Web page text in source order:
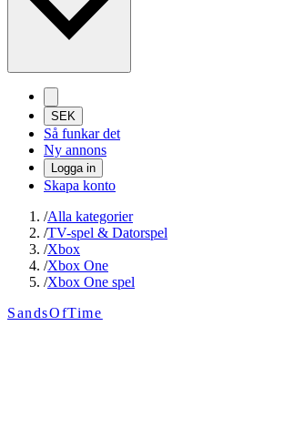
SEK
Så funkar det
Ny annons
Logga in
Skapa konto
/Alla kategorier
/TV-spel & Datorspel
/Xbox
/Xbox One
/Xbox One spel
SandsOfTime